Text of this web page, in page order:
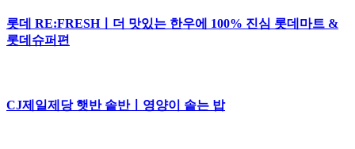
롯데 RE:FRESHㅣ더 맛있는 한우에 100% 진심 롯데마트 &
롯데슈퍼편
CJ제일제당 햇반 솥반ㅣ영양이 솥는 밥